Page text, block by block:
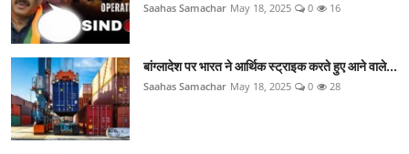
Saahas Samachar May 18, 2025 0 16
बांग्लादेश पर भारत ने आर्थिक स्ट्राइक करते हुए आने वाले...
Saahas Samachar May 18, 2025 0 28